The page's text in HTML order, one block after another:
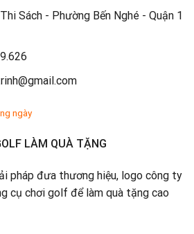
Sách - Phường Bến Nghé - Quận 1
ngày
LÀM QUÀ TẶNG
pháp đưa thương hiệu, logo công ty
cụ chơi golf để làm quà tặng cao